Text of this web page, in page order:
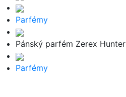
Parfémy
Pánský parfém Zerex Hunter
Parfémy